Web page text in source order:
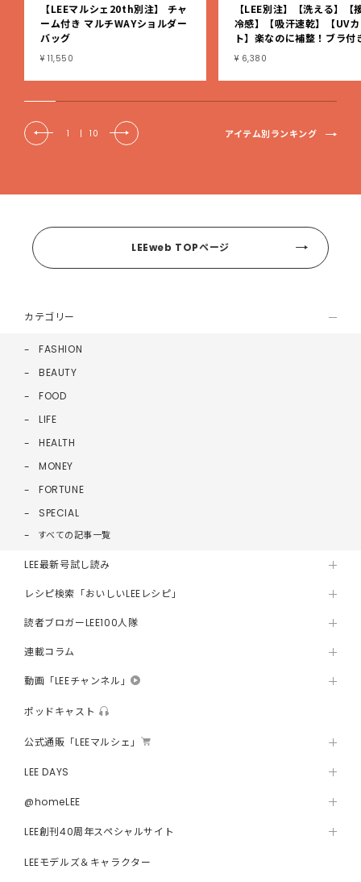
【LEEマルシェ20th別注】 チャ
ーム付き マルチWAYショルダー
バッグ
¥ 11,550
【LEE別注】【洗える】【
冷感】【吸汗速乾】【UV
ト】楽なのに補整！ブラ付
ブタンクトップ
¥ 6,380
1 | 10 アイテム別ランキング
LEEweb TOPページ
カテゴリー
FASHION
BEAUTY
FOOD
LIFE
HEALTH
MONEY
FORTUNE
SPECIAL
すべての記事一覧
LEE最新号試し読み
レシピ検索「おいしいLEEレシピ」
読者ブロガーLEE100人隊
連載コラム
動画「LEEチャンネル」
ポッドキャスト
公式通販「LEEマルシェ」
LEE DAYS
@homeLEE
LEE創刊40周年スペシャルサイト
LEEモデルズ＆キャラクター